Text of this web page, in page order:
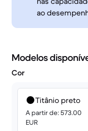
ao
Modelos
Cor
Titânio preto
A partir de: 573.00
EUR